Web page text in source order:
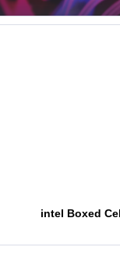
intel Boxed